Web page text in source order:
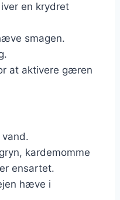
en krydret
smagen.
at aktivere gæren
kardemomme
ensartet.
hæve i